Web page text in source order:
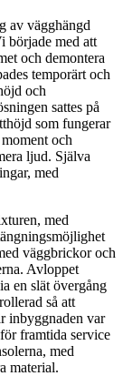
av vägghängd
började med att
och demontera
temporärt och
och
sattes på
som fungerar
och
ljud. Själva
med
med
väggbrickor och
Avloppet
en slät övergång
så att
inbyggnaden var
framtida service
med
material.